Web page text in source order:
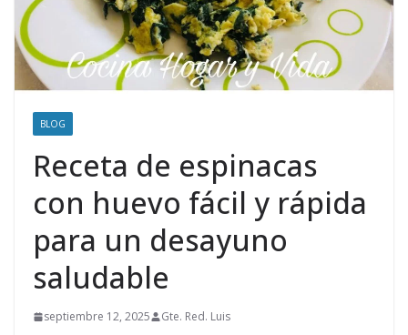
BLOG
Receta de espinacas
con huevo fácil y rápida
para un desayuno
saludable
septiembre 12, 2025 Gte. Red. Luis